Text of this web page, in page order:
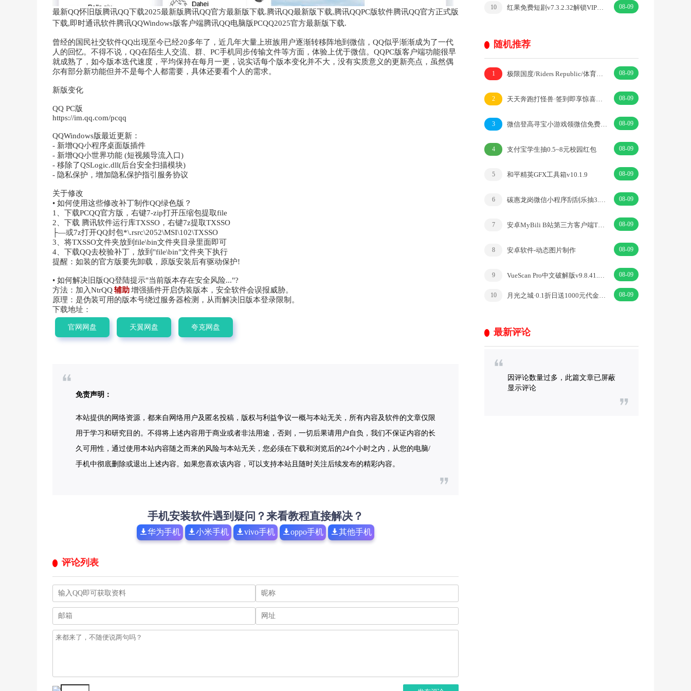
最新QQ怀旧版腾讯QQ下载2025最新版腾讯QQ官方最新版下载.腾讯QQ最新版下载,腾讯QQPC版软件腾讯QQ官方正式版
下载,即时通讯软件腾讯QQWindows版客户端腾讯QQ电脑版PCQQ2025官方最新版下载.
曾经的国民社交软件QQ出现至今已经20多年了，近几年大量上班族用户逐渐转移阵地到微信，QQ似乎渐渐成为了一代
人的回忆。不得不说，QQ在陌生人交流、群、PC手机同步传输文件等方面，体验上优于微信。QQPC版客户端功能很早
就成熟了，如今版本迭代速度，平均保持在每月一更，说实话每个版本变化并不大，没有实质意义的更新亮点，虽然偶
尔有部分新功能但并不是每个人都需要，具体还要看个人的需求。
新版变化
QQ PC版
https://im.qq.com/pcqq
QQWindows版最近更新：
- 新增QQ小程序桌面版插件
- 新增QQ小世界功能 (短视频导流入口)
- 移除了QSLogic.dll(后台安全扫描模块)
- 隐私保护，增加隐私保护指引服务协议
关于修改
• 如何使用这些修改补丁制作QQ绿色版？
1、下载PCQQ官方版，右键7-zip打开压缩包提取file
2、下载 腾讯软件运行库TXSSO，右键7z提取TXSSO
├—或7z打开QQ封包*\.rsrc\2052\MSI\102\TXSSO
3、将TXSSO文件夹放到file\bin文件夹目录里面即可
4、下载QQ去校验补丁，放到"file\bin"文件夹下执行
提醒：如装的官方版要先卸载，原版安装后有驱动保护!
• 如何解决旧版QQ登陆提示"当前版本存在安全风险..."?
方法：加入NtrQQ辅助增强插件开启伪装版本，安全软件会误报威胁。
原理：是伪装可用的版本号绕过服务器检测，从而解决旧版本登录限制。
下载地址：
官网网盘 天翼网盘 夸克网盘
免责声明：
本站提供的网络资源，都来自网络用户及匿名投稿，版权与利益争议一概与本站无关，所有内容及软件的文章仅限
用于学习和研究目的。不得将上述内容用于商业或者非法用途，否则，一切后果请用户自负，我们不保证内容的长
久可用性，通过使用本站内容随之而来的风险与本站无关，您必须在下载和浏览后的24个小时之内，从您的电脑/
手机中彻底删除或退出上述内容。如果您喜欢该内容，可以支持本站且随时关注后续发布的精彩内容。
手机安装软件遇到疑问？来看教程直接解决？
华为手机 小米手机 vivo手机 oppo手机 其他手机
评论列表
10 红果免费短剧v7.3.2.32解锁VIP会员版热门短剧 08-09
随机推荐
1 极限国度/Riders Republic/体育竞速游戏 08-09
2 天天奔跑打怪兽·签到即享惊喜福利，海量代金券倾情派送·|卡牌·西游 08-09
3 微信登高寻宝小游戏领微信免费提现券 亲测4995元券 08-09
4 支付宝学生抽0.5~8元校园红包 08-09
5 和平精英GFX工具箱v10.1.9 08-09
6 碳惠龙岗微信小程序刮刮乐抽3.5万个微信红包 亲测中0.3元 08-09
7 安卓MyBili B站第三方客户端TV版v1.6.9 08-09
8 安卓软件-动态图片制作 08-09
9 VueScan Pro中文破解版v9.8.41.06绿色便携版 08-09
10 月光之城·0.1折日送1000元代金券·|即时·仙侠 08-09
最新评论
因评论数量过多，此篇文章已屏蔽
显示评论